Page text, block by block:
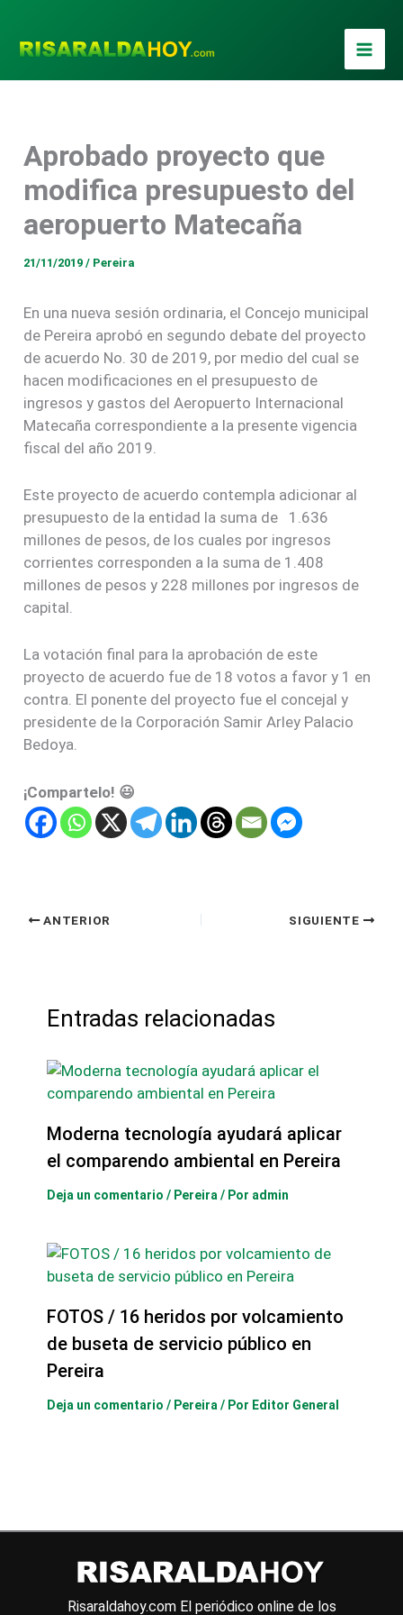
contenido
Aprobado proyecto que
modifica presupuesto del
aeropuerto Matecaña
21/11/2019/ Pereira
En una nueva sesión ordinaria, el Concejo municipal
de Pereira aprobó en segundo debate del proyecto
de acuerdo No. 30 de 2019, por medio del cual se
hacen modificaciones en el presupuesto de
ingresos y gastos del Aeropuerto Internacional
Matecaña correspondiente a la presente vigencia
fiscal del año 2019.
Este proyecto de acuerdo contempla adicionar al
presupuesto de la entidad la suma de 1.636
millones de pesos, de los cuales por ingresos
corrientes corresponden a la suma de 1.408
millones de pesos y 228 millones por ingresos de
capital.
La votación final para la aprobación de este
proyecto de acuerdo fue de 18 votos a favor y 1 en
contra. El ponente del proyecto fue el concejal y
presidente de la Corporación Samir Arley Palacio
Bedoya.
¡Compartelo! 😃
ANTERIOR SIGUIENTE
Entradas relacionadas
Moderna tecnología ayudará aplicar
el comparendo ambiental en Pereira
Deja un comentario / Pereira / Por admin
FOTOS / 16 heridos por volcamiento
de buseta de servicio público en
Pereira
Deja un comentario / Pereira / Por Editor General
Risaraldahoy.com El periódico online de los